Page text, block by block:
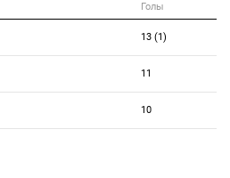
Голы
13 (1)
11
10